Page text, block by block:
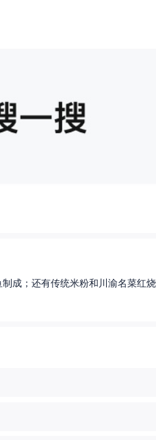
成；还有传统米粉和川渝名菜红